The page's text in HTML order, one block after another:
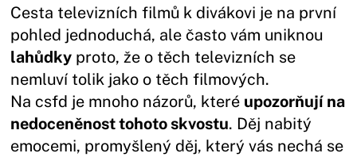
Cesta televizních filmů k divákovi je na první
pohled jednoduchá, ale často vám uniknou
lahůdky proto, že o těch televizních se
nemluví tolik jako o těch filmových.
Na csfd je mnoho názorů, které upozorňují na
nedoceněnost tohoto skvostu. Děj nabitý
emocemi, promyšlený děj, který vás nechá se